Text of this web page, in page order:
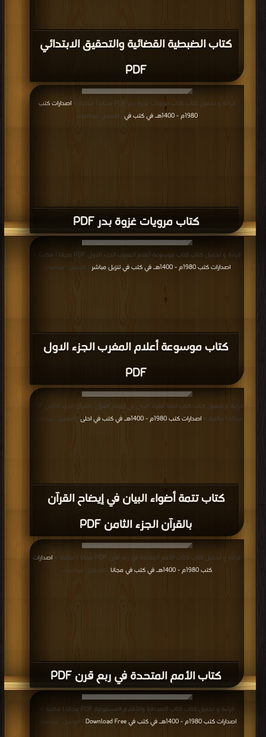
كتاب الضبطية القضائية والتحقيق الابتدائي
PDF
كتاب مرويات غزوة بدر PDF
قراءة و تحميل كتاب كتاب مرويات غزوة بدر PDF مجانا | مكتبة >
اصدارات كتب
1980م - 1400هـ في كتب في
| التحميل : مرة/مرات
كتاب موسوعة أعلام المغرب الجزء الاول
PDF
قراءة و تحميل كتاب كتاب موسوعة أعلام المغرب الجزء الاول PDF مجانا | مكتبة >
اصدارات كتب 1980م - 1400هـ في كتب في تنزيل مباشر
| التحميل : مرة/مرات
كتاب تتمة أضواء البيان في إيضاح القرآن
بالقرآن الجزء الثامن PDF
مجانا | مكتبة >اصدارات كتب 1980م - 1400هـ في كتب في احلى | التحميل : مرة/مرات
كتاب الأمم المتحدة في ربع قرن PDF
قراءة و تحميل كتاب كتاب الأمم المتحدة في ربع قرن PDF مجانا | مكتبة >
اصدارات
كتب 1980م - 1400هـ في كتب في مجانا
| التحميل : مرة/مرات
قراءة و تحميل كتاب كتاب الصحافة والأقلام المسمومة PDF مجانا | مكتبة >
اصدارات كتب 1980م - 1400هـ في كتب في Download Free
| التحميل : مرة/مرات